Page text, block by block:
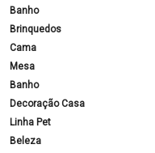
Banho
Brinquedos
Cama
Mesa
Banho
Decoração Casa
Linha Pet
Beleza